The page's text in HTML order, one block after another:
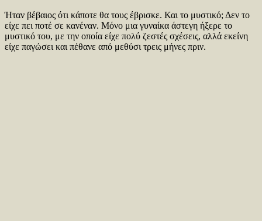
Ήταν βέβαιος ότι κάποτε θα τους έβρισκε. Και το μυστικό; Δεν το
είχε πει ποτέ σε κανέναν. Μόνο μια γυναίκα άστεγη ήξερε το
μυστικό του, με την οποία είχε πολύ ζεστές σχέσεις, αλλά εκείνη
είχε παγώσει και πέθανε από μεθύσι τρεις μήνες πριν.